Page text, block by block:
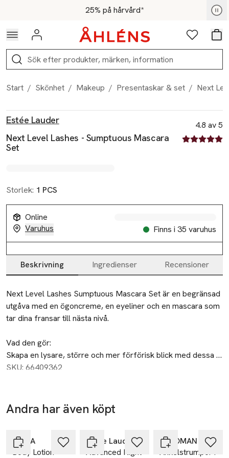
Hoppa till navigationsmenyn25% på hårvård*
För medlemmar - Shoppa nu
Logga in Favoriter
Sök
Start / Skönhet / Makeup / Presentaskar & set / Next
Estée Lauder
Next Level Lashes - Sumptuous Mascara
Set
4.8 av 5
4.8 av fem
Storlek: 1 PCS
Online
Varuhus
Finns i 35 varuhus
Beskrivning Ingredienser Recensioner
Beskrivning
Next Level Lashes Sumptuous Mascara Set är en begränsad
utgåva med en ögoncreme, en eyeliner och en mascara som
tar dina fransar till nästa nivå.
Vad den gör:
Skapa en lysare, större och mer förförisk blick med dessa
måsten.
svullnad under ögonen med tiden.
Double Wear Waterproof Eyeliner är vattenfast och
Sumptuous Extreme Mascara ger en dramatisk
lösögonfranseffekt. Fransarna ser genast fylligare, längre
SKU: 66409362
Andra har även köpt
NIVEA
Body Lotion
Estée Lauder
Advanced Night
Å WOMAN
Ankelstrumpor i